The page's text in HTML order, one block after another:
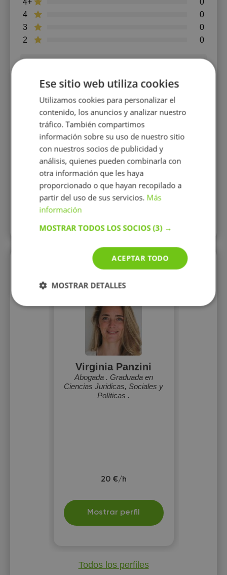
2 0
3 0
4 0
4+ 0
Derecho , Estudios superiores
5+
Le pondría un 10/10. Muy bien las clases y muy
cercana.
Álvaro Ferrero 22.03.2022
Derecho, Estudios superiores
5+
Sigo dando clases con Virginia y estoy
encantado.
Perfiles vistos
Virginia Panzini
Abogada . Graduada en
Ciencias Juridicas, Sociales y
Políticas .
20 €/h
Mostrar perfil
Todos los perfiles
Ese sitio web utiliza cookies
Utilizamos cookies para personalizar el
contenido, los anuncios y analizar nuestro
tráfico. También compartimos
información sobre su uso de nuestro sitio
con nuestros socios de publicidad y
análisis, quienes pueden combinarla con
otra información que les haya
proporcionado o que hayan recopilado a
partir del uso de sus servicios. Más
información
MOSTRAR TODOS LOS SOCIOS(3) →
ACEPTAR TODO
MOSTRAR DETALLES